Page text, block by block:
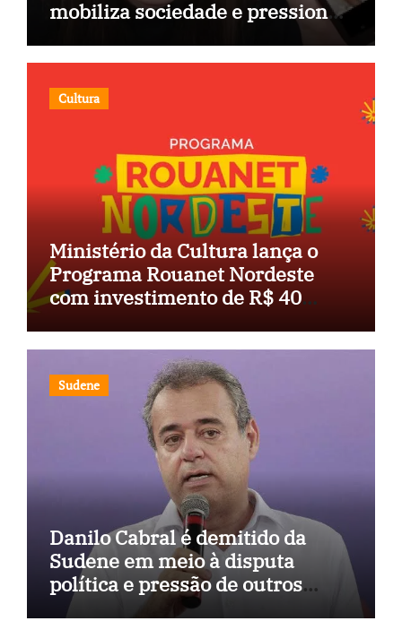
mobiliza sociedade e pressiona
Cultura
Ministério da Cultura lança o
Programa Rouanet Nordeste
com investimento de R$ 40
Sudene
Danilo Cabral é demitido da
Sudene em meio à disputa
política e pressão de outros
estados